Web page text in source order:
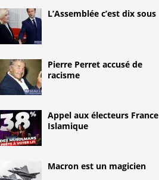
L’Assemblée c’est dix sous
Pierre Perret accusé de
racisme
Appel aux électeurs France
Islamique
Macron est un magicien